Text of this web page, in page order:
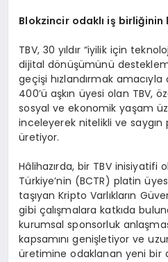
Blokzincir odaklı iş birliğinin
TBV, 30 yıldır “iyilik için
dijital dönüşümünü
geçişi hızlandırmak
400’ü aşkın üyesi olan TBV,
sosyal ve ekonomik yaşam
inceleyerek nitelikli ve
üretiyor.
Hâlihazırda, bir TBV inisiyatifi
Türkiye’nin (BCTR) platin
taşıyan Kripto Varlıkların
gibi çalışmalara katkıda
kurumsal sponsorluk
kapsamını genişletiyor ve
üretimine odaklanan yeni bir